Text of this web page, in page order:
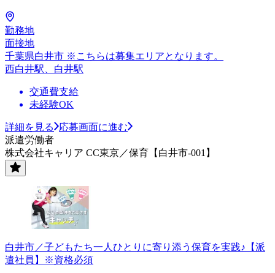
勤務地
面接地
千葉県白井市 ※こちらは募集エリアとなります。
西白井駅、白井駅
交通費支給
未経験OK
詳細を見る
応募画面に進む
派遣労働者
株式会社キャリア CC東京／保育【白井市-001】
白井市／子どもたち一人ひとりに寄り添う保育を実践♪【派
遣社員】※資格必須